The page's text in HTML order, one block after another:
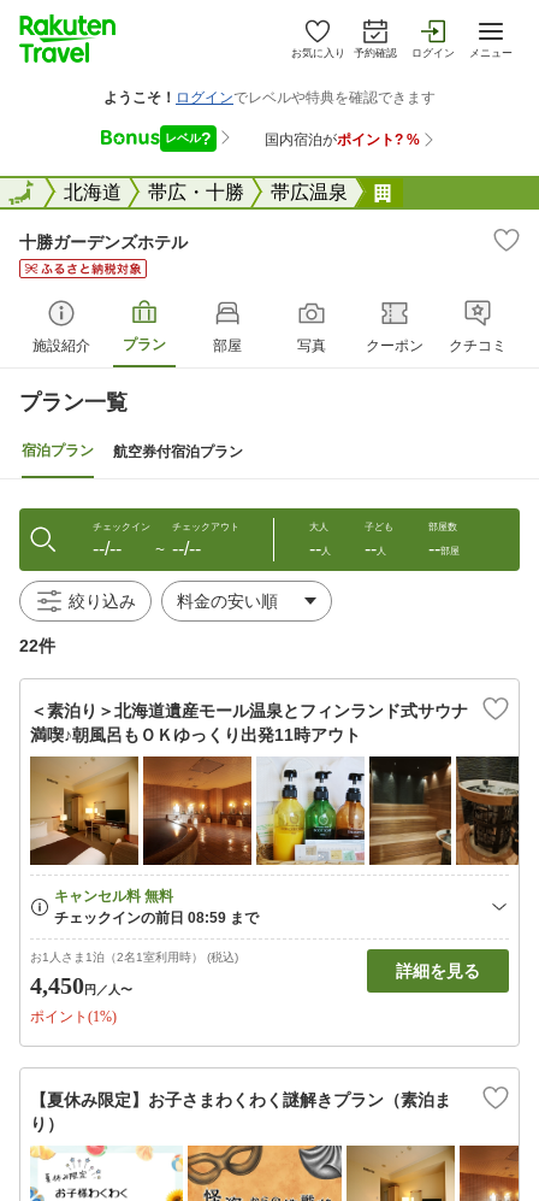
お気に入り 予約確認 ログイン メニュー
全国北海道 帯広・十勝 帯広温泉
全国
十勝ガーデンズホテル
施設紹介 プラン 部屋 写真 クーポン クチコミ
プラン一覧
宿泊プラン 航空券付宿泊プラン
チェックイン
--/-- 〜
チェックアウト
--/--
大人
--人
子ども
--人
部屋数
--部屋
絞り込み
22件
＜素泊り＞北海道遺産モール温泉とフィンランド式サウナ
満喫♪朝風呂もＯＫゆっくり出発11時アウト
お1人さま1泊（2名1室利用時） (税込)
4,450円 ／人〜
ポイント(1%)
詳細を見る
【夏休み限定】お子さまわくわく謎解きプラン（素泊ま
り）